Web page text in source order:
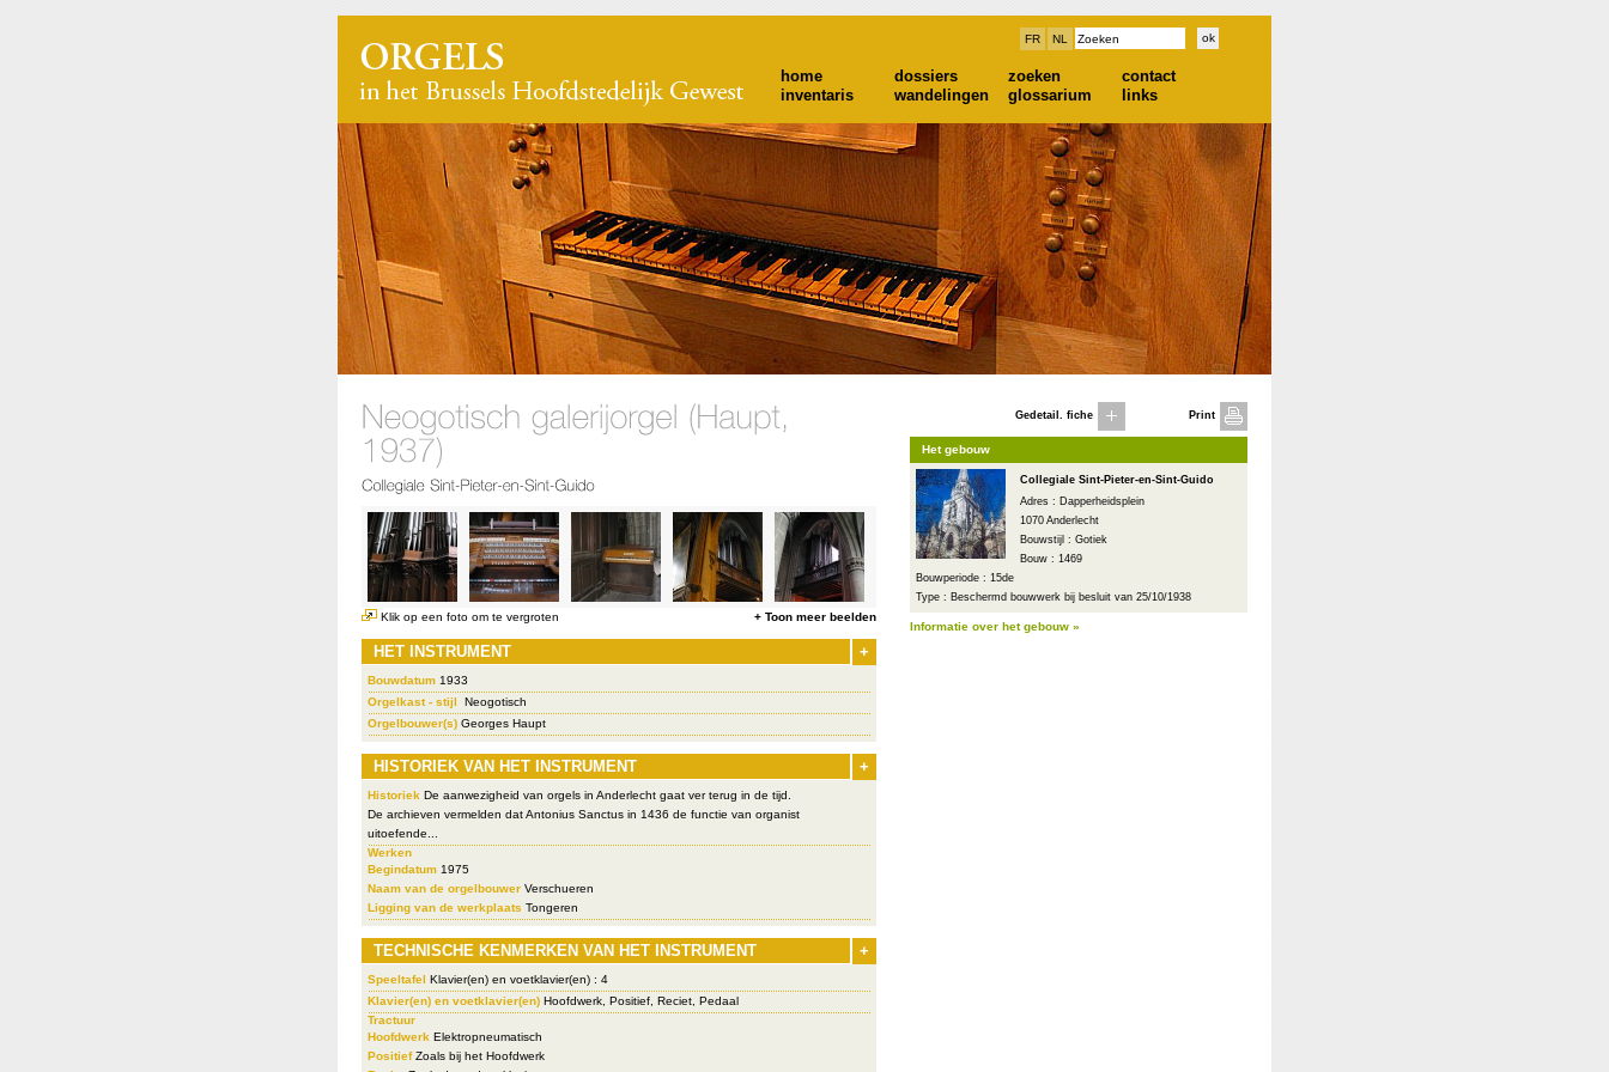
FR NL
home dossiers zoeken
contact
inventaris
wandelingen glossarium links
Klik op een foto om te vergroten + Toon meer beelden
+
HET INSTRUMENT
Bouwdatum 1933
Orgelkast - stijl
Neogotisch
Orgelbouwer(s) Georges Haupt
+
HISTORIEK VAN HET INSTRUMENT
Historiek De aanwezigheid van orgels in Anderlecht gaat ver terug in de tijd.
De archieven vermelden dat Antonius Sanctus in 1436 de functie van organist
uitoefende...
Werken
Begindatum 1975
Naam van de orgelbouwer Verschueren
Ligging van de werkplaats Tongeren
+
TECHNISCHE KENMERKEN VAN HET INSTRUMENT
Speeltafel Klavier(en) en voetklavier(en) : 4
Klavier(en) en voetklavier(en) Hoofdwerk, Positief, Reciet, Pedaal
Tractuur
Hoofdwerk Elektropneumatisch
PositiefZoals bij het Hoofdwerk
Gedetail. fiche Print
Het gebouw
Collegiale Sint-Pieter-en-Sint-Guido
Adres : Dapperheidsplein
1070 Anderlecht
Bouwstijl : Gotiek
Bouw : 1469
Bouwperiode : 15de
Type : Beschermd bouwwerk bij besluit van 25/10/1938
Informatie over het gebouw »